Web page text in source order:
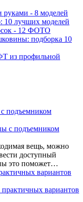
- 8 моделей
10 лучших моделей
- 12 ФОТО
подборка 10
из профильной
подъемником
вещь, можно
доступный
это поможет…
вариантов